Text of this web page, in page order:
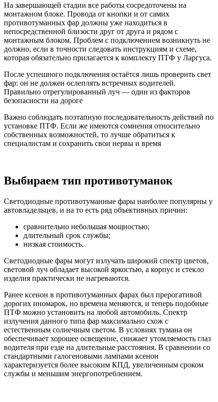
На завершающей стадии все работы сосредоточены на
монтажном блоке. Провода от кнопки и от самих
противотуманных фар должны уже находиться в
непосредственной близости друг от друга и рядом с
монтажным блоком. Проблем с подключением возникнуть не
должно, если в точности следовать инструкциям и схеме,
которая обязательно прилагается к комплекту ПТФ у Ларгуса.
После успешного подключения остаётся лишь проверить свет
фар: он не должен ослеплять встречных водителей.
Правильно отрегулированный луч — один из факторов
безопасности на дороге
Важно соблюдать поэтапную последовательность действий по
установке ПТФ. Если же имеются сомнения относительно
собственных возможностей, то лучше обратиться к
специалистам и сохранить свои нервы и время
Выбираем тип противотуманок
Светодиодные противотуманные фары наиболее популярны у
автовладельцев, и на то есть ряд объективных причин:
сравнительно небольшая мощностью;
длительный срок службы;
низкая стоимость.
Светодиодные фары могут излучать широкий спектр цветов,
световой луч обладает высокой яркостью, а корпус и стекло
изделия практически не нагреваются.
Ранее ксенон в противотуманных фарах был прерогативой
дорогих иномарок, но времена меняются, и теперь подобные
ПТФ можно установить на любой автомобиль. Спектр
излучения данного типа фар максимально схож с
естественным солнечным светом. В условиях тумана он
обеспечивает хорошее освещение, снижает утомляемость глаз
водителя при езде на длительные расстояния. В сравнении со
стандартными галогеновыми лампами ксенон
характеризуется более высоким КПД, увеличенным сроком
службы и меньшим энергопотреблением.